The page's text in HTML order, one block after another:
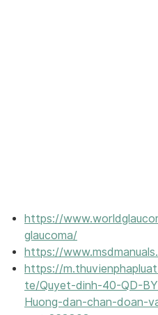
https://
glaucoma/
https://
https://
te/Quyet-dinh-40-QD-
Huong-dan-chan-doan-